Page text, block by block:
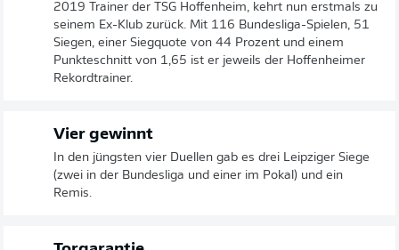
2019 Trainer der TSG Hoffenheim, kehrt nun erstmals zu
seinem Ex-Klub zurück. Mit 116 Bundesliga-Spielen, 51
Siegen, einer Siegquote von 44 Prozent und einem
Punkteschnitt von 1,65 ist er jeweils der Hoffenheimer
Rekordtrainer.
Vier gewinnt
In den jüngsten vier Duellen gab es drei Leipziger Siege
(zwei in der Bundesliga und einer im Pokal) und ein
Remis.